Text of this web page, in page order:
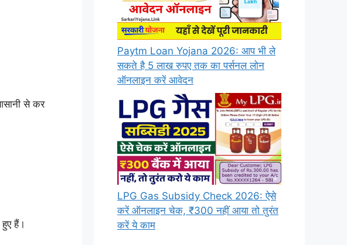
से कर
हुए हैं।
Paytm Loan Yojana 2026: आप भी ले
सकते है 5 लाख रुपए तक का पर्सनल लोन
ऑनलाइन करें आवेदन
LPG Gas Subsidy Check 2026: ऐसे
करें ऑनलाइन चेक, ₹300 नहीं आया तो तुरंत
करें ये काम